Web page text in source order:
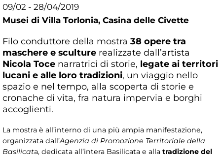
09/02 - 28/04/2019
Musei di Villa Torlonia, Casina delle Civette
Filo conduttore della mostra 38 opere tra
maschere e sculture realizzate dall’artista
Nicola Toce narratrici di storie, legate ai territori
lucani e alle loro tradizioni, un viaggio nello
spazio e nel tempo, alla scoperta di storie e
cronache di vita, fra natura impervia e borghi
accoglienti.
La mostra è all’interno di una più ampia manifestazione,
organizzata dall’Agenzia di Promozione Territoriale della
Basilicata, dedicata all’intera Basilicata e alla tradizione del